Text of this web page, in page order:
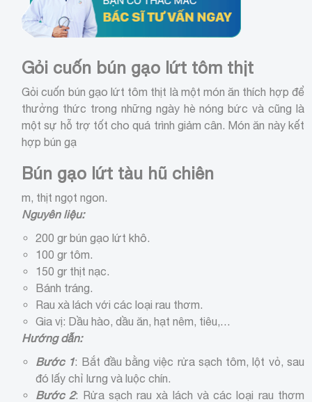
Gỏi cuốn bún gạo lứt tôm thịt
Gỏi cuốn bún gạo lứt tôm thịt là một món ăn thích hợp để
thưởng thức trong những ngày hè nóng bức và cũng là
một sự hỗ trợ tốt cho quá trình giảm cân. Món ăn này kết
hợp bún gạ
Bún gạo lứt tàu hũ chiên
m, thịt ngọt ngon.
Nguyên liệu:
200 gr bún gạo lứt khô.
100 gr tôm.
150 gr thịt nạc.
Bánh tráng.
Rau xà lách với các loại rau thơm.
Gia vị: Dầu hào, dầu ăn, hạt nêm, tiêu,…
Hướng dẫn:
Bước 1: Bắt đầu bằng việc rửa sạch tôm, lột vỏ, sau
đó lấy chỉ lưng và luộc chín.
Bước 2: Rửa sạch rau xà lách và các loại rau thơm